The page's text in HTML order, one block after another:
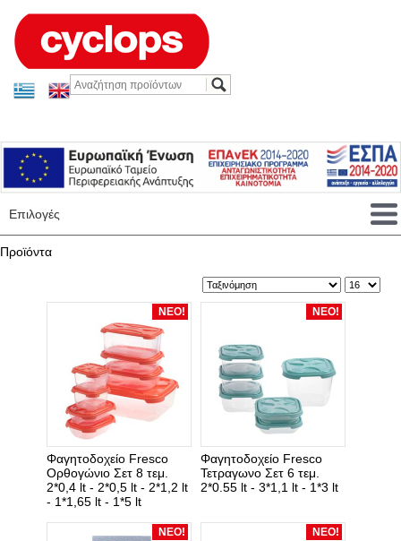
Επιλογές
Προϊόντα
ΝΕΟ!
Φαγητοδοχείο Fresco
Ορθογώνιο Σετ 8 τεμ.
2*0,4 lt - 2*0,5 lt - 2*1,2 lt
- 1*1,65 lt - 1*5 lt
ΝΕΟ!
Φαγητοδοχείο Fresco
Τετραγωνο Σετ 6 τεμ.
2*0.55 lt - 3*1,1 lt - 1*3 lt
ΝΕΟ! ΝΕΟ!